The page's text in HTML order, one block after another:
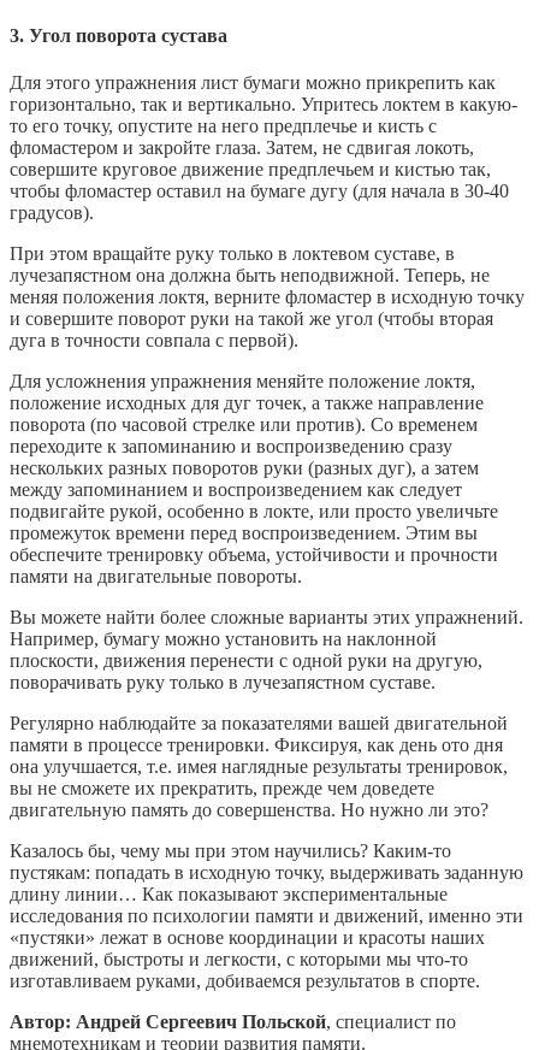
3. Угол поворота сустава
Для этого упражнения лист бумаги можно прикрепить как
горизонтально, так и вертикально. Упритесь локтем в какую-
то его точку, опустите на него предплечье и кисть с
фломастером и закройте глаза. Затем, не сдвигая локоть,
совершите круговое движение предплечьем и кистью так,
чтобы фломастер оставил на бумаге дугу (для начала в 30-40
градусов).
При этом вращайте руку только в локтевом суставе, в
лучезапястном она должна быть неподвижной. Теперь, не
меняя положения локтя, верните фломастер в исходную точку
и совершите поворот руки на такой же угол (чтобы вторая
дуга в точности совпала с первой).
Для усложнения упражнения меняйте положение локтя,
положение исходных для дуг точек, а также направление
поворота (по часовой стрелке или против). Со временем
переходите к запоминанию и воспроизведению сразу
нескольких разных поворотов руки (разных дуг), а затем
между запоминанием и воспроизведением как следует
подвигайте рукой, особенно в локте, или просто увеличьте
промежуток времени перед воспроизведением. Этим вы
обеспечите тренировку объема, устойчивости и прочности
памяти на двигательные повороты.
Вы можете найти более сложные варианты этих упражнений.
Например, бумагу можно установить на наклонной
плоскости, движения перенести с одной руки на другую,
поворачивать руку только в лучезапястном суставе.
Регулярно наблюдайте за показателями вашей двигательной
памяти в процессе тренировки. Фиксируя, как день ото дня
она улучшается, т.е. имея наглядные результаты тренировок,
вы не сможете их прекратить, прежде чем доведете
двигательную память до совершенства. Но нужно ли это?
Казалось бы, чему мы при этом научились? Каким-то
пустякам: попадать в исходную точку, выдерживать заданную
длину линии… Как показывают экспериментальные
исследования по психологии памяти и движений, именно эти
«пустяки» лежат в основе координации и красоты наших
движений, быстроты и легкости, с которыми мы что-то
изготавливаем руками, добиваемся результатов в спорте.
Автор: Aндpeй Ceргeeвич Польской, специалист по
мнемотехникам и теории развития памяти.